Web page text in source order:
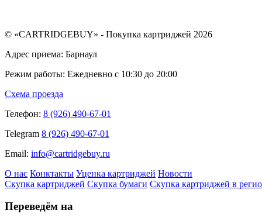
© «CARTRIDGEBUY» - Покупка картриджей 2026
Адрес приема: Барнаул
Режим работы: Ежедневно с 10:30 до 20:00
Схема проезда
Телефон: 8 (926) 490-67-01
Telegram 8 (926) 490-67-01
Email: info@cartridgebuy.ru
О нас Конктакты Уценка картриджей Новости
Скупка картриджей Скупка бумаги Скупка картриджей в
Переведём на